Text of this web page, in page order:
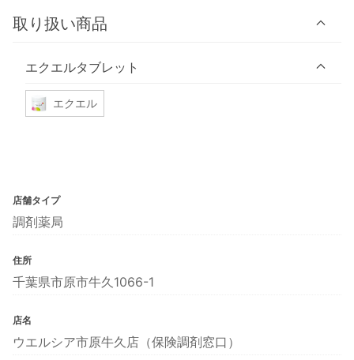
取り扱い商品
エクエルタブレット
エクエル
店舗タイプ
調剤薬局
住所
千葉県市原市牛久1066-1
店名
ウエルシア市原牛久店（保険調剤窓口）